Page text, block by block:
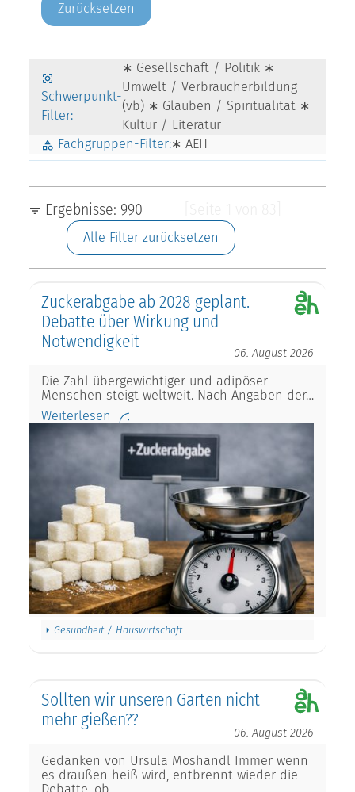
Zurücksetzen
Schwerpunkt-
Filter:
∗ Gesellschaft / Politik ∗
Umwelt / Verbraucherbildung
(vb) ∗ Glauben / Spiritualität ∗
Kultur / Literatur
Fachgruppen-Filter:∗ AEH
Ergebnisse: 990
Alle Filter zurücksetzen
Zuckerabgabe ab 2028 geplant.
Debatte über Wirkung und
Notwendigkeit
06. August 2026
Die Zahl übergewichtiger und adipöser
Menschen steigt weltweit. Nach Angaben der…
Weiterlesen
Gesundheit / Hauswirtschaft
Sollten wir unseren Garten nicht
mehr gießen??
06. August 2026
Gedanken von Ursula Moshandl Immer wenn
es draußen heiß wird, entbrennt wieder die